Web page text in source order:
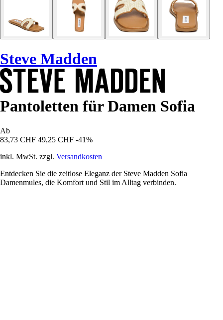
Steve Madden
Pantoletten für Damen Sofia
Ab
83,73 CHF 49,25 CHF -41%
inkl. MwSt. zzgl. Versandkosten
Entdecken Sie die zeitlose Eleganz der Steve Madden Sofia
Damenmules, die Komfort und Stil im Alltag verbinden.